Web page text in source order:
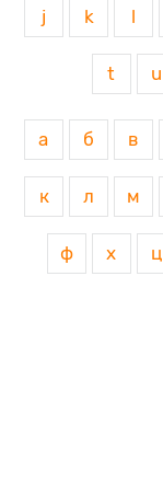
j k
t u
а б в
к л м
ф х ц